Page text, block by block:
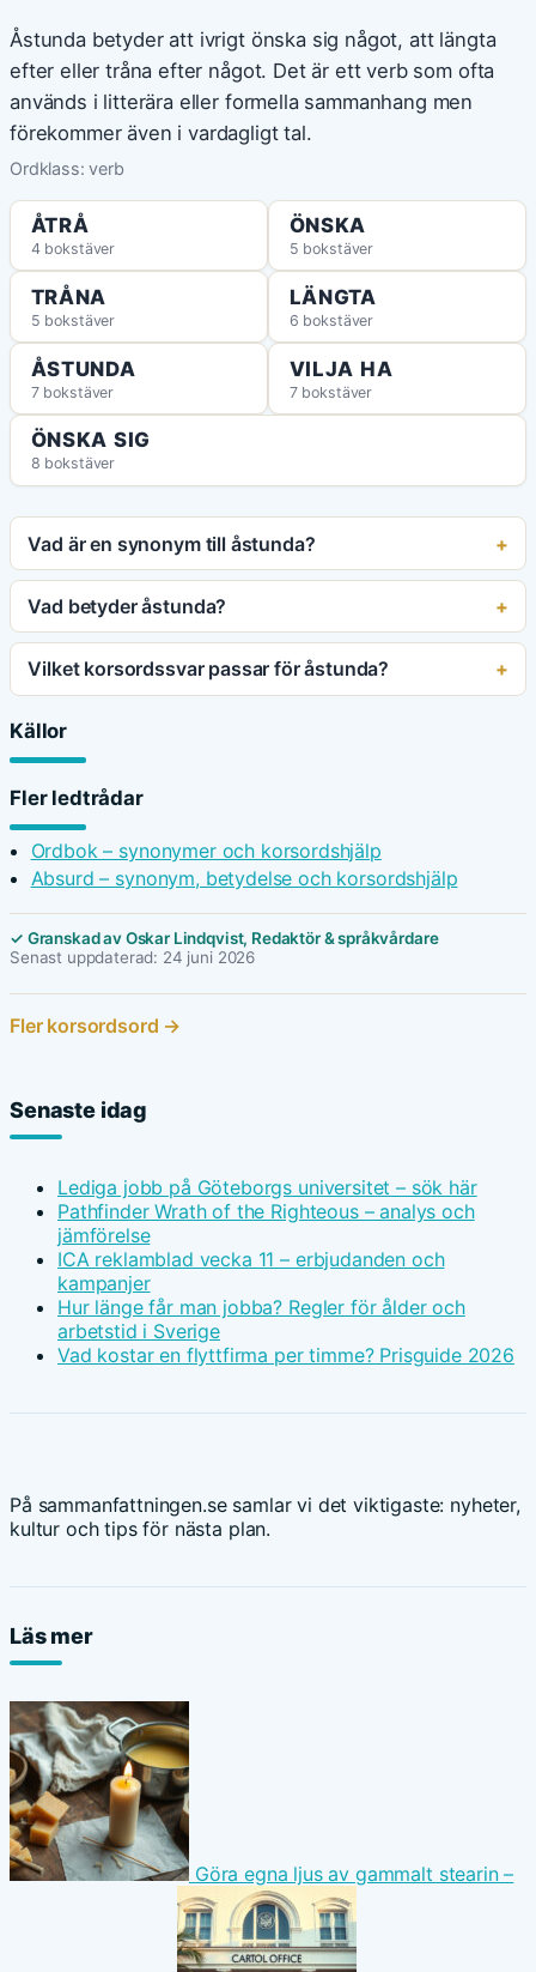
Åstunda betyder att ivrigt önska sig något, att längta
efter eller tråna efter något. Det är ett verb som ofta
används i litterära eller formella sammanhang men
förekommer även i vardagligt tal.
Ordklass: verb
ÅTRÅ
4 bokstäver
ÖNSKA
5 bokstäver
TRÅNA
5 bokstäver
LÄNGTA
6 bokstäver
ÅSTUNDA
7 bokstäver
VILJA HA
7 bokstäver
ÖNSKA SIG
8 bokstäver
Vad är en synonym till åstunda?
Vad betyder åstunda?
Vilket korsordssvar passar för åstunda?
Källor
Fler ledtrådar
Ordbok – synonymer och korsordshjälp
Absurd – synonym, betydelse och korsordshjälp
✓ Granskad av Oskar Lindqvist, Redaktör & språkvårdare
Senast uppdaterad: 24 juni 2026
Fler korsordsord →
Senaste idag
Lediga jobb på Göteborgs universitet – sök här
Pathfinder Wrath of the Righteous – analys och
jämförelse
ICA reklamblad vecka 11 – erbjudanden och
kampanjer
Hur länge får man jobba? Regler för ålder och
arbetstid i Sverige
Vad kostar en flyttfirma per timme? Prisguide 2026
På sammanfattningen.se samlar vi det viktigaste: nyheter,
kultur och tips för nästa plan.
Läs mer
Göra egna ljus av gammalt stearin –